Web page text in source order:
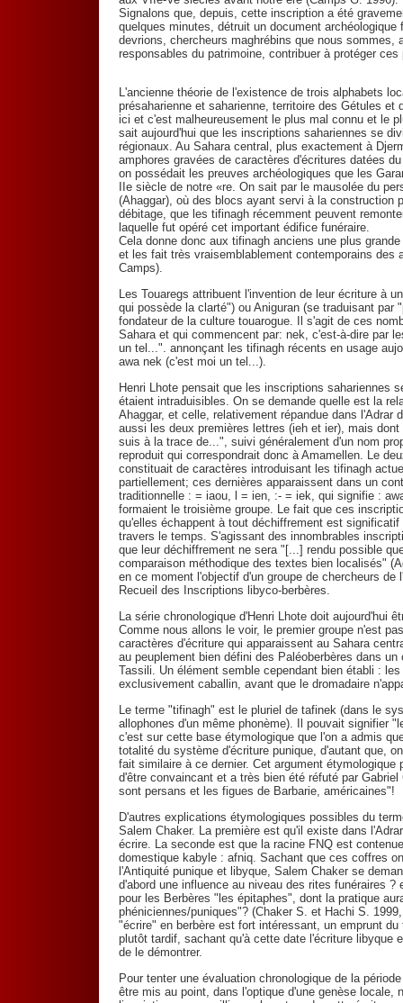
Signalons que, depuis, cette inscription a été
quelques minutes, détruit un document
devrions, chercheurs maghrébins que nous
responsables du patrimoine, contribuer à protéger
L'ancienne théorie de l'existence de trois alphabets
présaharienne et saharienne, territoire des Gétules
ici et c'est malheureusement le plus mal connu et le
sait aujourd'hui que les inscriptions sahariennes se
régionaux. Au Sahara central, plus exactement à
amphores gravées de caractères d'écritures datées
on possédait les preuves archéologiques que les
IIe siècle de notre «re. On sait par le mausolée du
(Ahaggar), où des blocs ayant servi à la construction
débitage, que les tifinagh récemment peuvent
laquelle fut opéré cet important édifice funéraire.
Cela donne donc aux tifinagh anciens une plus
et les fait très vraisemblablement contemporains des
Camps).
Les Touaregs attribuent l'invention de leur écriture à
qui possède la clarté") ou Aniguran (se traduisant par
fondateur de la culture touarogue. Il s'agit de ces
Sahara et qui commencent par: nek, c'est-à-dire par
un tel...". annonçant les tifinagh récents en usage
awa nek (c'est moi un tel...).
Henri Lhote pensait que les inscriptions sahariennes
étaient intraduisibles. On se demande quelle est la
Ahaggar, et celle, relativement répandue dans l'Adrar
aussi les deux premières lettres (ieh et ier), mais
suis à la trace de...", suivi généralement d'un nom
reproduit qui correspondrait donc à Amamellen. Le
constituait de caractères introduisant les tifinagh
partiellement; ces dernières apparaissent dans un
traditionnelle : = iaou, l = ien, :- = iek, qui signifie :
formaient le troisième groupe. Le fait que ces
qu'elles échappent à tout déchiffrement est
travers le temps. S'agissant des innombrables
que leur déchiffrement ne sera "[...] rendu possible
comparaison méthodique des textes bien localisés"
en ce moment l'objectif d'un groupe de chercheurs
Recueil des Inscriptions libyco-berbères.
La série chronologique d'Henri Lhote doit aujourd'hui
Comme nous allons le voir, le premier groupe n'est
caractères d'écriture qui apparaissent au Sahara
au peuplement bien défini des Paléoberbères dans
Tassili. Un élément semble cependant bien établi :
exclusivement caballin, avant que le dromadaire
Le terme "tifinagh" est le pluriel de tafinek (dans le
allophones d'un même phonème). Il pouvait signifier
c'est sur cette base étymologique que l'on a admis
totalité du système d'écriture punique, d'autant que,
fait similaire à ce dernier. Cet argument étymologique
d'être convaincant et a très bien été réfuté par
sont persans et les figues de Barbarie, américaines"!
D'autres explications étymologiques possibles du
Salem Chaker. La première est qu'il existe dans
écrire. La seconde est que la racine FNQ est
domestique kabyle : afniq. Sachant que ces coffres
l'Antiquité punique et libyque, Salem Chaker se
d'abord une influence au niveau des rites funéraires
pour les Berbères "les épitaphes", dont la pratique
phéniciennes/puniques"? (Chaker S. et Hachi S.
"écrire" en berbère est fort intéressant, un emprunt
plutôt tardif, sachant qu'à cette date l'écriture libyque
de le démontrer.
Pour tenter une évaluation chronologique de la
être mis au point, dans l'optique d'une genèse locale,